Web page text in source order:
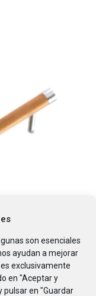
son esenciales
ayudan a mejorar
exclusivamente
en "Aceptar y
pulsar en "Guardar
Este producto